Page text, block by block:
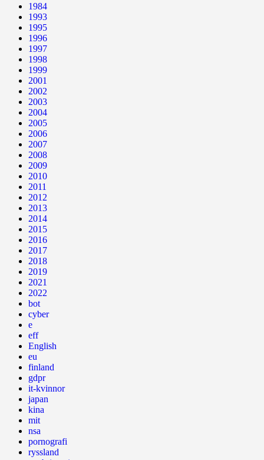
1984
1993
1995
1996
1997
1998
1999
2001
2002
2003
2004
2005
2006
2007
2008
2009
2010
2011
2012
2013
2014
2015
2016
2017
2018
2019
2021
2022
bot
cyber
e
eff
English
eu
finland
gdpr
it-kvinnor
japan
kina
mit
nsa
pornografi
ryssland